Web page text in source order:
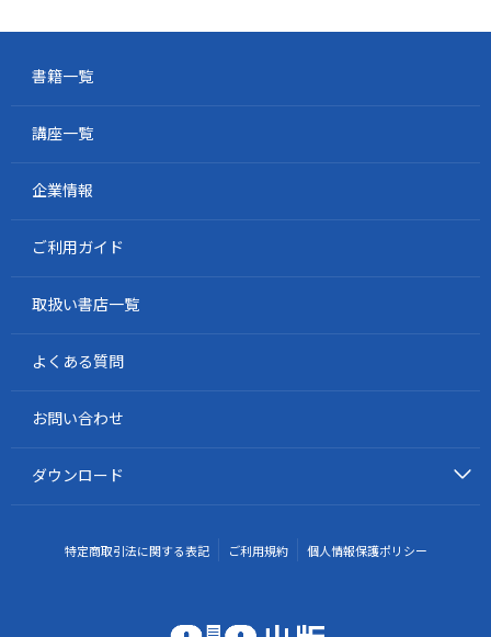
書籍一覧
講座一覧
企業情報
ご利用ガイド
取扱い書店一覧
よくある質問
お問い合わせ
ダウンロード
特定商取引法に関する表記 ご利用規約 個人情報保護ポリシー